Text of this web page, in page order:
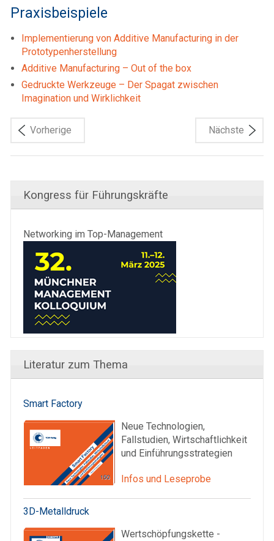
Praxisbeispiele
Implementierung von Additive Manufacturing in der
Prototypenherstellung
Additive Manufacturing – Out of the box
Gedruckte Werkzeuge – Der Spagat zwischen
Imagination und Wirklichkeit
Vorherige Nächste
Kongress für Führungskräfte
Networking im Top-Management
Literatur zum Thema
Smart Factory
Neue Technologien,
Fallstudien, Wirtschaftlichkeit
und Einführungsstrategien
Infos und Leseprobe
3D-Metalldruck
Wertschöpfungskette -